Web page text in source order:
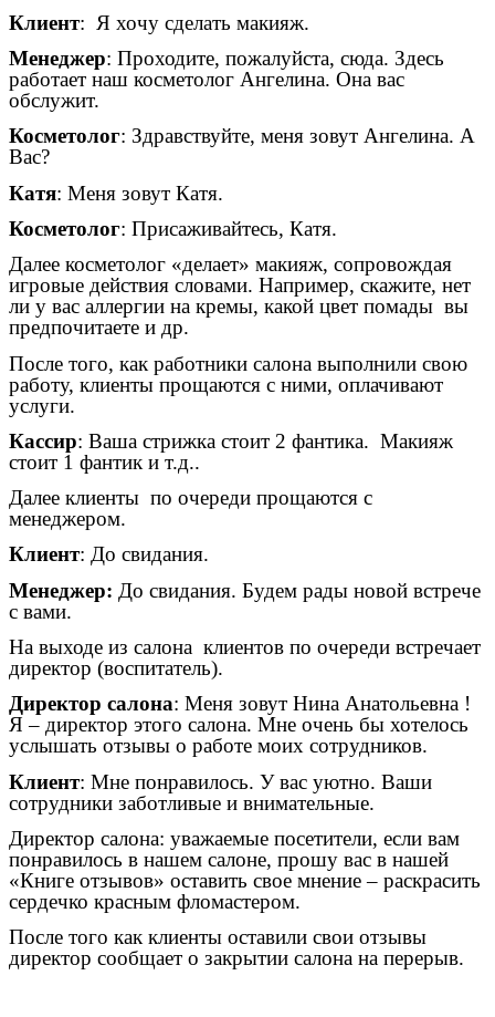
Клиент: Я хочу сделать макияж.
Менеджер: Проходите, пожалуйста, сюда. Здесь
работает наш косметолог Ангелина. Она вас
обслужит.
Косметолог: Здравствуйте, меня зовут Ангелина. А
Вас?
Катя: Меня зовут Катя.
Косметолог: Присаживайтесь, Катя.
Далее косметолог «делает» макияж, сопровождая
игровые действия словами. Например, скажите, нет
ли у вас аллергии на кремы, какой цвет помады вы
предпочитаете и др.
После того, как работники салона выполнили свою
работу, клиенты прощаются с ними, оплачивают
услуги.
Кассир: Ваша стрижка стоит 2 фантика. Макияж
стоит 1 фантик и т.д..
Далее клиенты по очереди прощаются с
менеджером.
Клиент: До свидания.
Менеджер: До свидания. Будем рады новой встрече
с вами.
На выходе из салона клиентов по очереди встречает
директор (воспитатель).
Директор салона: Меня зовут Нина Анатольевна !
Я – директор этого салона. Мне очень бы хотелось
услышать отзывы о работе моих сотрудников.
Клиент: Мне понравилось. У вас уютно. Ваши
сотрудники заботливые и внимательные.
Директор салона: уважаемые посетители, если вам
понравилось в нашем салоне, прошу вас в нашей
«Книге отзывов» оставить свое мнение – раскрасить
сердечко красным фломастером.
После того как клиенты оставили свои отзывы
директор сообщает о закрытии салона на перерыв.